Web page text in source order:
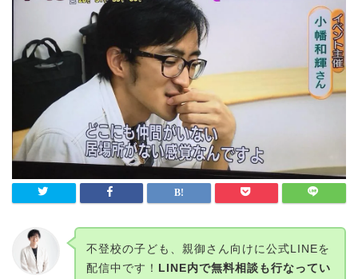
不登校の子ども、親御さん向けに公式LINEを
配信中です！ LINE内で無料相談も行なってい